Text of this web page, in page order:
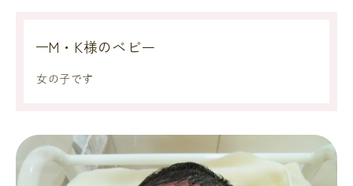
M・K様のベビー
女の子です